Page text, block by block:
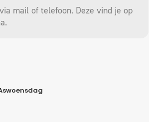
mail of telefoon. Deze vind je op
.